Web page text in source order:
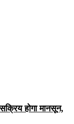
होगा मानसून,